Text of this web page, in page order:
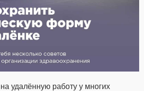
удалённую работу у многих